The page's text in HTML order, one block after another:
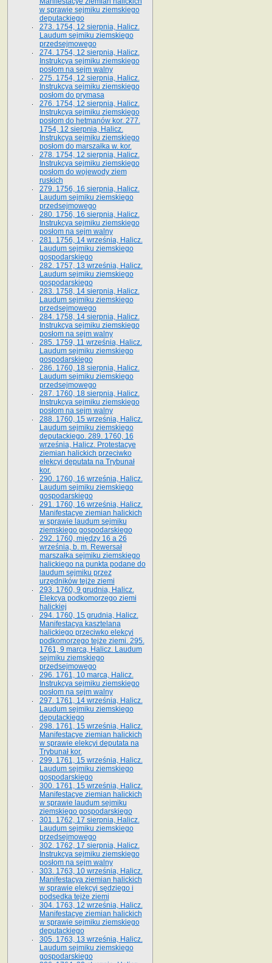
w sprawie sejmiku ziemskiego
deputackiego
273. 1754, 12 sierpnia, Halicz.
Laudum sejmiku ziemskiego
przedsejmowego
274. 1754, 12 sierpnia, Halicz.
Instrukcya sejmiku ziemskiego
posłom na sejm walny
275. 1754, 12 sierpnia, Halicz.
Instrukcya sejmiku ziemskiego
posłom do prymasa
276. 1754, 12 sierpnia, Halicz.
Instrukcya sejmiku ziemskiego
posłom do hetmanów kor. 277.
1754, 12 sierpnia, Halicz.
Instrukcya sejmiku ziemskiego
posłom do marszałka w. kor.
278. 1754, 12 sierpnia, Halicz.
Instrukcya sejmiku ziemskiego
posłom do wojewody ziem
ruskich
279. 1756, 16 sierpnia, Halicz.
Laudum sejmiku ziemskiego
przedsejmowego
280. 1756, 16 sierpnia, Halicz.
Instrukcya sejmiku ziemskiego
posłom na sejm walny
281. 1756, 14 września, Halicz.
Laudum sejmiku ziemskiego
gospodarskiego
282. 1757, 13 września, Halicz.
Laudum sejmiku ziemskiego
gospodarskiego
283. 1758, 14 sierpnia, Halicz.
Laudum sejmiku ziemskiego
przedsejmowego
284. 1758, 14 sierpnia, Halicz.
Instrukcya sejmiku ziemskiego
posłom na sejm walny
285. 1759, 11 września, Halicz.
Laudum sejmiku ziemskiego
gospodarskiego
286. 1760, 18 sierpnia, Halicz.
Laudum sejmiku ziemskiego
przedsejmowego
287. 1760, 18 sierpnia, Halicz.
Instrukcya sejmiku ziemskiego
posłom na sejm walny
288. 1760, 15 września, Halicz.
Laudum sejmiku ziemskiego
deputackiego. 289. 1760, 16
września, Halicz. Protestacye
ziemian halickich przeciwko
elekcyi deputata na Trybunał
kor.
290. 1760, 16 września, Halicz.
Laudum sejmiku ziemskiego
gospodarskiego
291. 1760, 16 września, Halicz.
Manifestacye ziemian halickich
w sprawie laudum sejmiku
ziemskiego gospodarskiego
292. 1760, między 16 a 26
września, b. m. Rewersał
marszałka sejmiku ziemskiego
halickiego na punkta podane do
laudum sejmiku przez
urzędników tejże ziemi
293. 1760, 9 grudnia, Halicz.
Elekcya podkomorzego ziemi
halickiej
294. 1760, 15 grudnia, Halicz.
Manifestacya kasztelana
halickiego przeciwko elekcyi
podkomorzego tejże ziemi. 295.
1761, 9 marca, Halicz. Laudum
sejmiku ziemskiego
przedsejmowego
296. 1761, 10 marca, Halicz.
Instrukcya sejmiku ziemskiego
posłom na sejm walny
297. 1761, 14 września, Halicz.
Laudum sejmiku ziemskiego
deputackiego
298. 1761, 15 września, Halicz.
Manifestacye ziemian halickich
w sprawie elekcyi deputata na
Trybunał kor.
299. 1761, 15 września, Halicz.
Laudum sejmiku ziemskiego
gospodarskiego
300. 1761, 15 września, Halicz.
Manifestacye ziemian halickich
w sprawie laudum sejmiku
ziemskiego gospodarskiego
301. 1762, 17 sierpnia, Halicz.
Laudum sejmiku ziemskiego
przedsejmowego
302. 1762, 17 sierpnia, Halicz.
Instrukcya sejmiku ziemskiego
posłom na sejm walny
303. 1763, 10 września, Halicz.
Manifestacya ziemian halickich
w sprawie elekcyi sędziego i
podsędka tejże ziemi
304. 1763, 12 września, Halicz.
Manifestacye ziemian halickich
w sprawie sejmiku ziemskiego
deputackiego
305. 1763, 13 września, Halicz.
Laudum sejmiku ziemskiego
gospodarskiego